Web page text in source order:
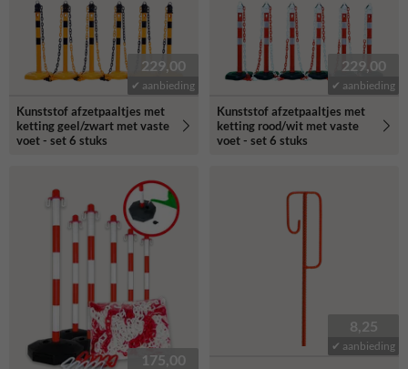
229,00
✔ aanbieding
Kunststof afzetpaaltjes met
ketting geel/zwart met vaste
voet - set 6 stuks
229,00
✔ aanbieding
Kunststof afzetpaaltjes met
ketting rood/wit met vaste
voet - set 6 stuks
175,00
8,25
✔ aanbieding